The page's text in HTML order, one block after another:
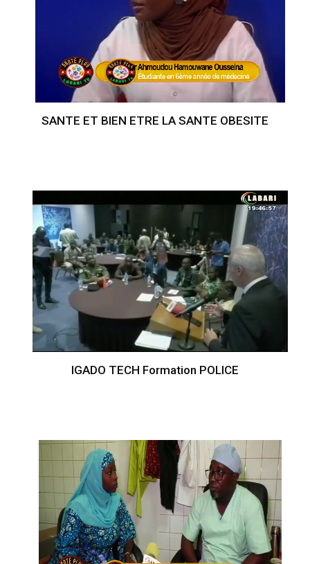
SANTE ET BIEN ETRE LA SANTE OBESITE
IGADO TECH Formation POLICE